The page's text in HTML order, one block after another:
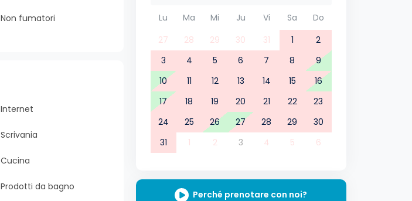
Non fumatori
Internet
Scrivania
Cucina
Prodotti da bagno
Lu Ma Mi Ju Vi Sa
Do
27
28 29 30 31 1
2
3
4 5 6 7 8
9
10
11 12 13 14 15
16
17
18 19 20 21 22
23
24
25 26 27 28 29
30
31
1 2 3 4 5 6
Perché prenotare con noi?